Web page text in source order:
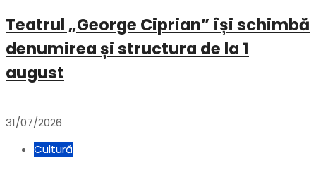
Teatrul „George Ciprian” își schimbă
denumirea și structura de la 1
august
31/07/2026
Cultură